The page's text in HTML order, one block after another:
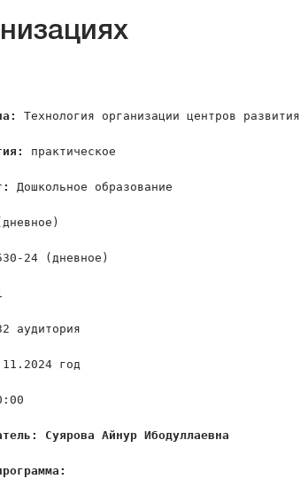
Технология организации центров развития
практическое
Дошкольное образование
24 (дневное)
аудитория
год
Суярова Айнур Ибодуллаевна